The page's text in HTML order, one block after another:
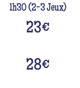
1h30 (2-3 Jeux)
23€
28€